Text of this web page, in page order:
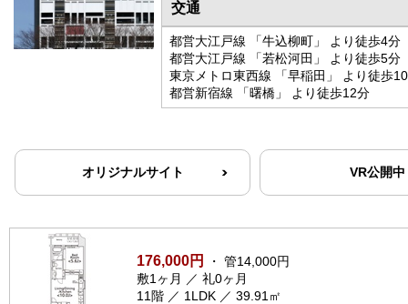
交通
都営大江戸線 「牛込柳町」 より徒歩4分
都営大江戸線 「若松河田」 より徒歩5分
東京メトロ東西線 「早稲田」 より徒歩
都営新宿線 「曙橋」 より徒歩12分
オリジナルサイト VR公開中
176,000円
・ 管14,000円
敷1ヶ月 ／ 礼0ヶ月
11階 ／ 1LDK ／ 39.91㎡